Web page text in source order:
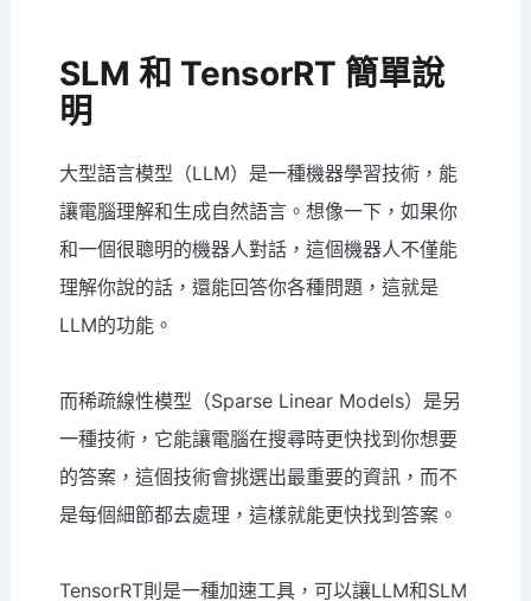
SLM 和 TensorRT 簡單說
明
大型語言模型（LLM）是一種機器學習技術，能
讓電腦理解和生成自然語言。想像一下，如果你
和一個很聰明的機器人對話，這個機器人不僅能
理解你說的話，還能回答你各種問題，這就是
LLM的功能。
而稀疏線性模型（Sparse Linear Models）是另
一種技術，它能讓電腦在搜尋時更快找到你想要
的答案，這個技術會挑選出最重要的資訊，而不
是每個細節都去處理，這樣就能更快找到答案。
TensorRT則是一種加速工具，可以讓LLM和SLM